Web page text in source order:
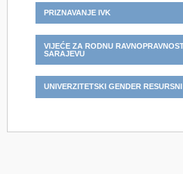
PRIZNAVANJE IVK
VIJEĆE ZA RODNU
SARAJEVU
UNIVERZITETSKI GENDER